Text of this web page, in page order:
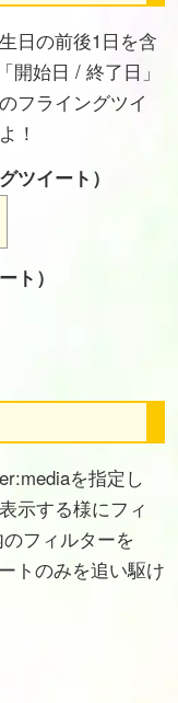
日の前後1日を含
始日 / 終了日」
フライングツイ
！
ツイート）
ト）
を指定し
示する様にフィ
フィルターを
トのみを追い駆け